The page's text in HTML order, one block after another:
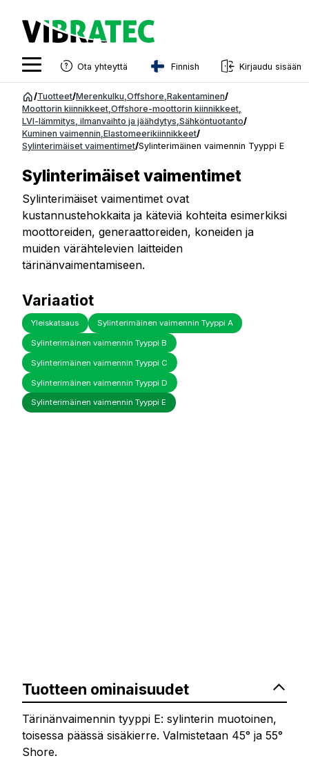
Siirry
sisältöön
Ota yhteyttä Finnish
English
Swedish
Norwegian
French
Finnish
Danish
Kirjaudu sisään
/Tuotteet/Merenkulku Offshore Rakentaminen/
Moottorin kiinnikkeet Offshore-moottorin kiinnikkeet
LVI-lämmitys, ilmanvaihto ja jäähdytys Sähköntuotanto/
Kuminen vaimennin Elastomeerikiinnikkeet/
Sylinterimäiset vaimentimet/Sylinterimäinen vaimennin Tyyppi E
Sylinterimäiset vaimentimet
Sylinterimäiset vaimentimet ovat
kustannustehokkaita ja käteviä kohteita esimerkiksi
moottoreiden, generaattoreiden, koneiden ja
muiden värähtelevien laitteiden
tärinänvaimentamiseen.
Variaatiot
Yleiskatsaus Sylinterimäinen vaimennin Tyyppi A
Sylinterimäinen vaimennin Tyyppi B
Sylinterimäinen vaimennin Tyyppi C
Sylinterimäinen vaimennin Tyyppi D
Sylinterimäinen vaimennin Tyyppi E
Tuotteen ominaisuudet
Tärinänvaimennin tyyppi E: sylinterin muotoinen,
toisessa päässä sisäkierre. Valmistetaan 45° ja 55°
Shore.